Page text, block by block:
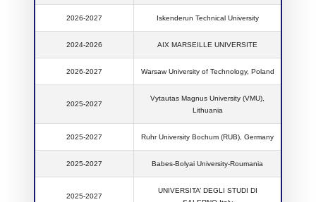
2026-2027 Iskenderun Technical University
2024-2026 AIX MARSEILLE UNIVERSITE
2026-2027 Warsaw University of Technology, Poland
2025-2027
Vytautas Magnus University (VMU),
Lithuania
2025-2027 Ruhr University Bochum (RUB), Germany
2025-2027 Babes-Bolyai University-Roumania
2025-2027
UNIVERSITA’ DEGLI STUDI DI